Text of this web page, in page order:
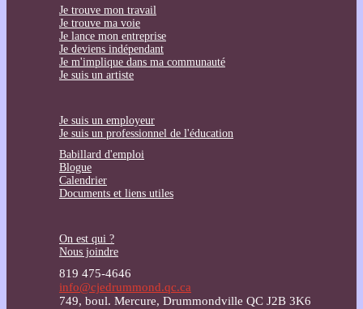
Je trouve mon travail
Je trouve ma voie
Je lance mon entreprise
Je deviens indépendant
Je m'implique dans ma communauté
Je suis un artiste
Je suis un employeur
Je suis un professionnel de l'éducation
Babillard d'emploi
Blogue
Calendrier
Documents et liens utiles
On est qui ?
Nous joindre
819 475-4646
info@cjedrummond.qc.ca
749, boul. Mercure, Drummondville QC J2B 3K6